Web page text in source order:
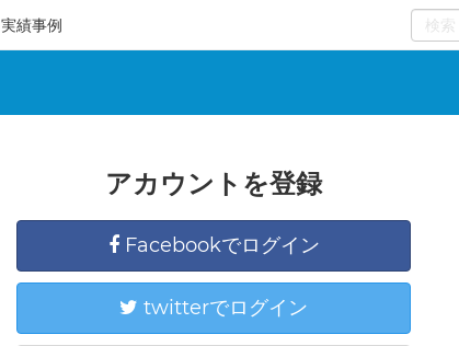
実績事例
0
アカウントを登録
Facebookでログイン
twitterでログイン